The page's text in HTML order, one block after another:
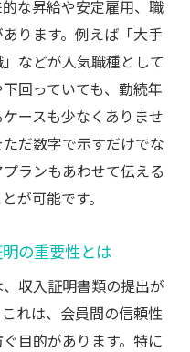
会人向け婚活の秘訣
の自己分析と行動指
活コミュニケーショ
代男性の実践が鍵と
な昇給や安定雇用、職
ります。例えば「大手
などが人気職種として
回っていても、勤続年
ースも少なくありませ
だ数字で示すだけでな
ランもあわせて伝える
が可能です。
の重要性とは
収入証明書類の提出が
れは、会員間の信頼性
目的があります。特に